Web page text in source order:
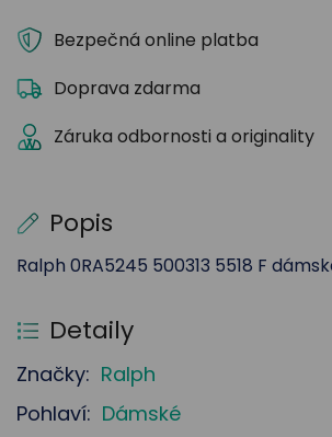
Popis
Ralph 0RA5245 500313 5518 F
Detaily
Značky: Ralph
Pohlaví: Dámské
Bezpečná online platba
Doprava zdarma
Záruka odbornosti a originality